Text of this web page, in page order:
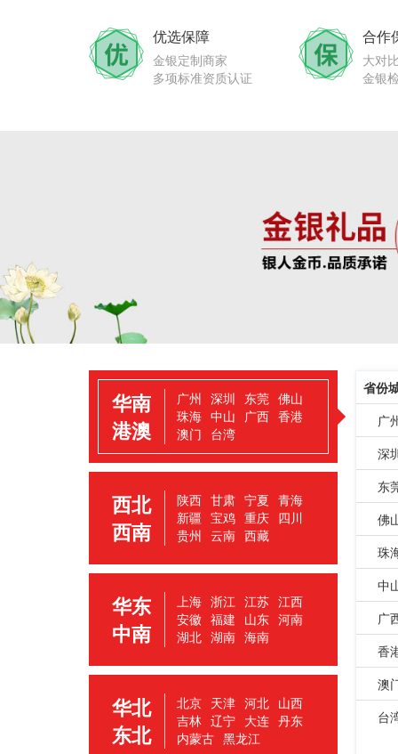
优选保障
金银定制商家
多项标准资质认证
合作
大对
金银
华南
港澳
广州 深圳 东莞 佛山
珠海 中山 广西 香港
澳门 台湾
西北
西南
陕西 甘肃 宁夏 青海
新疆 宝鸡 重庆 四川
贵州 云南 西藏
华东
中南
上海 浙江 江苏 江西
安徽 福建 山东 河南
湖北 湖南 海南
华北
东北
北京 天津 河北 山西
吉林 辽宁 大连 丹东
内蒙古 黑龙江
省份
广
深
东
佛
珠
中
广
香
澳
台